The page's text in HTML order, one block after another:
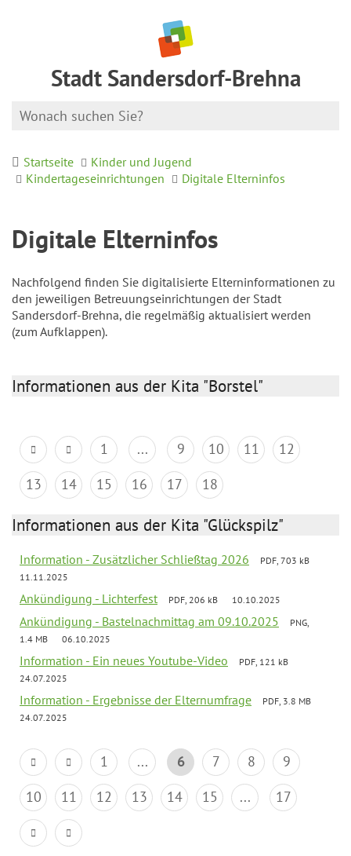
Stadt Sandersdorf-Brehna
Startseite
Kinder und Jugend
Kindertageseinrichtungen
Digitale Elterninfos
Digitale Elterninfos
Nachfolgend finden Sie digitalisierte Elterninformationen zu
den jeweiligen Betreuungseinrichtungen der Stadt
Sandersdorf-Brehna, die regelmäßig aktualisiert werden
(zum Aufklappen).
Informationen aus der Kita "Borstel"
1 ... 9 10 11
12
13
14 15 16 17 18
Informationen aus der Kita "Glückspilz"
Information - Zusätzlicher Schließtag 2026
PDF, 703 kB
11.11.2025
Ankündigung - Lichterfest PDF, 206 kB 10.10.2025
Ankündigung - Bastelnachmittag am 09.10.2025
PNG,
1.4 MB
06.10.2025
Information - Ein neues Youtube-Video
PDF, 121 kB
24.07.2025
Information - Ergebnisse der Elternumfrage
PDF, 3.8 MB
24.07.2025
1 ... 6 7 8
9
10
11 12 13 14 15 ... 17